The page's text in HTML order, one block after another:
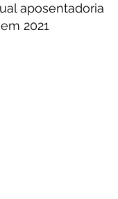
aposentadoria
2021